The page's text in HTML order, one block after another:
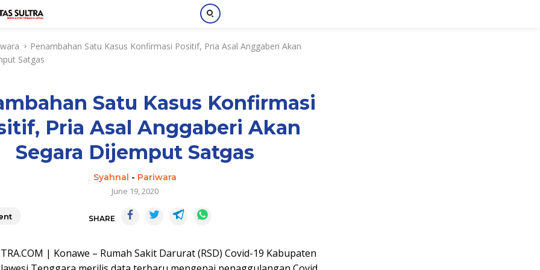
Penambahan Satu Kasus Konfirmasi Positif, Pria Asal Anggaberi Akan
Satgas
Satu Kasus Konfirmasi
Pria Asal Anggaberi Akan
Segara Dijemput Satgas
Syahnal - Pariwara
June 19, 2020
SHARE
| Konawe – Rumah Sakit Darurat (RSD) Covid-19 Kabupaten